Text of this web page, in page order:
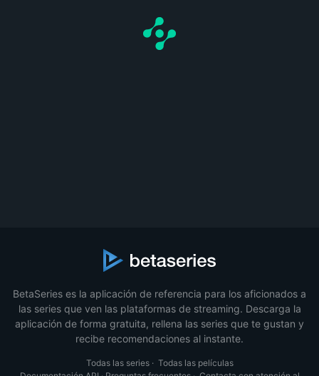
BetaSeries es la aplicación de referencia para los aficionados a
las series que ven las plataformas de streaming. Descarga la
aplicación de forma gratuita, rellena las series que te gustan y
recibe recomendaciones al instante.
Todas las series· Todas las películas